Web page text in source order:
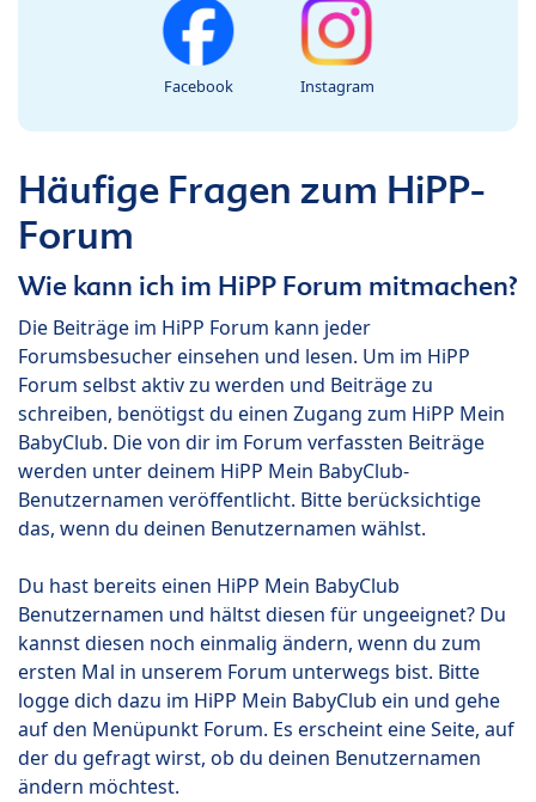
Facebook Instagram
Häufige Fragen zum HiPP-
Forum
Wie kann ich im HiPP Forum mitmachen?
Die Beiträge im HiPP Forum kann jeder
Forumsbesucher einsehen und lesen. Um im HiPP
Forum selbst aktiv zu werden und Beiträge zu
schreiben, benötigst du einen Zugang zum HiPP Mein
BabyClub. Die von dir im Forum verfassten Beiträge
werden unter deinem HiPP Mein BabyClub-
Benutzernamen veröffentlicht. Bitte berücksichtige
das, wenn du deinen Benutzernamen wählst.
Du hast bereits einen HiPP Mein BabyClub
Benutzernamen und hältst diesen für ungeeignet? Du
kannst diesen noch einmalig ändern, wenn du zum
ersten Mal in unserem Forum unterwegs bist. Bitte
logge dich dazu im HiPP Mein BabyClub ein und gehe
auf den Menüpunkt Forum. Es erscheint eine Seite, auf
der du gefragt wirst, ob du deinen Benutzernamen
ändern möchtest.